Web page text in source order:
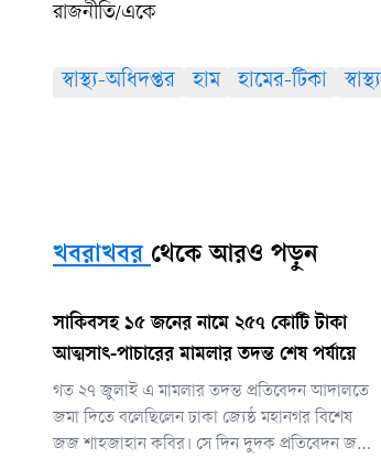
রাজনীতি/একে
স্বাস্থ্য-অধিদপ্তর হাম হামের-টিকা স্বাস্থ্য
খবরাখবর থেকে আরও পড়ুন
সাকিবসহ ১৫ জনের নামে ২৫৭ কোটি টাকা
আত্মসাৎ-পাচারের মামলার তদন্ত শেষ পর্যায়ে
গত ২৭ জুলাই এ মামলার তদন্ত প্রতিবেদন আদালতে
জমা দিতে বলেছিলেন ঢাকা জ্যেষ্ঠ মহানগর বিশেষ
জজ শাহজাহান কবির। সে দিন দুদক প্রতিবেদন জমা